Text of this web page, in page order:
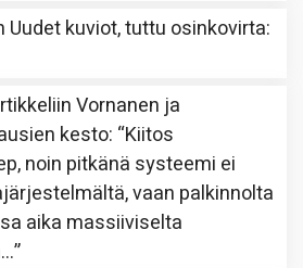
Uudet kuviot, tuttu osinkovirta:
Vornanen ja
kesto: “Kiitos
noin pitkänä systeemi ei
vaan palkinnolta
aika massiiviselta
”